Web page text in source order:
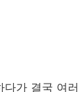
다가 결국 여러